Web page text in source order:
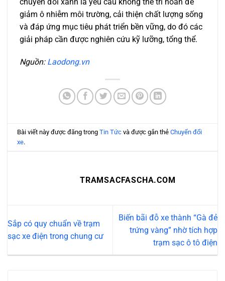
giảm ô nhiễm môi trường, cải thiện chất lượng sống
và đáp ứng mục tiêu phát triển bền vững, do đó các
giải pháp cần được nghiên cứu kỹ lưỡng, tổng thể.
Nguồn: Laodong.vn
Bài viết này được đăng trongTin Tức và được gắn thẻChuyển đổi
xe.
TRAMSACFASCHA.COM
Sắp có quy chuẩn về trạm
sạc xe điện trong chung cư
Biến bãi đỗ xe thành “Gà đẻ
trứng vàng” nhờ tích hợp
trạm sạc ô tô điện